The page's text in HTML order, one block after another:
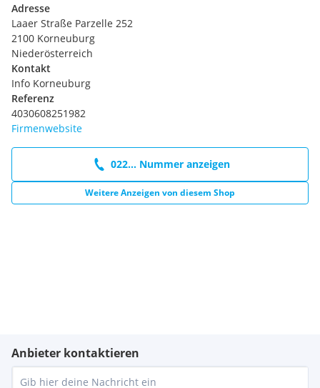
Adresse
Laaer Straße Parzelle 252
2100 Korneuburg
Niederösterreich
Kontakt
Info Korneuburg
Referenz
4030608251982
Firmenwebsite
022... Nummer anzeigen
Weitere Anzeigen von diesem Shop
Anbieter kontaktieren